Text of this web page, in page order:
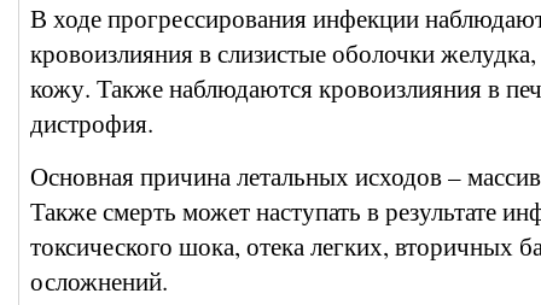
В ходе прогрессирования инфекции
кровоизлияния в слизистые оболочки
кожу. Также наблюдаются кровоизлияния в
дистрофия.
Основная причина летальных исходов –
Также смерть может наступать в результате
токсического шока, отека легких, вторичных
осложнений.